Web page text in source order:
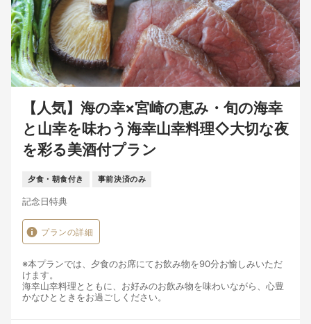
【人気】海の幸×宮崎の恵み・旬の海幸
と山幸を味わう海幸山幸料理◇大切な夜
を彩る美酒付プラン
夕食・朝食付き 事前決済のみ
記念日特典
プランの詳細
※本プランでは、夕食のお席にてお飲み物を90分お愉しみいただ
けます。
海幸山幸料理とともに、お好みのお飲み物を味わいながら、心豊
かなひとときをお過ごしください。